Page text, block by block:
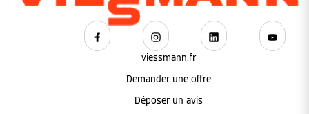
viessmann.fr
Demander une offre
Déposer un avis